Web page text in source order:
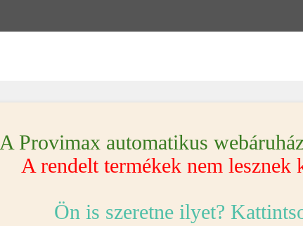
A Provimax automatikus
A rendelt termékek nem lesznek
Ön is szeretne ilyet?